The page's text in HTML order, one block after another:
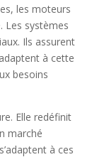
les moteurs
Les systèmes
Ils assurent
à cette
besoins
Elle redéfinit
marché
à ces